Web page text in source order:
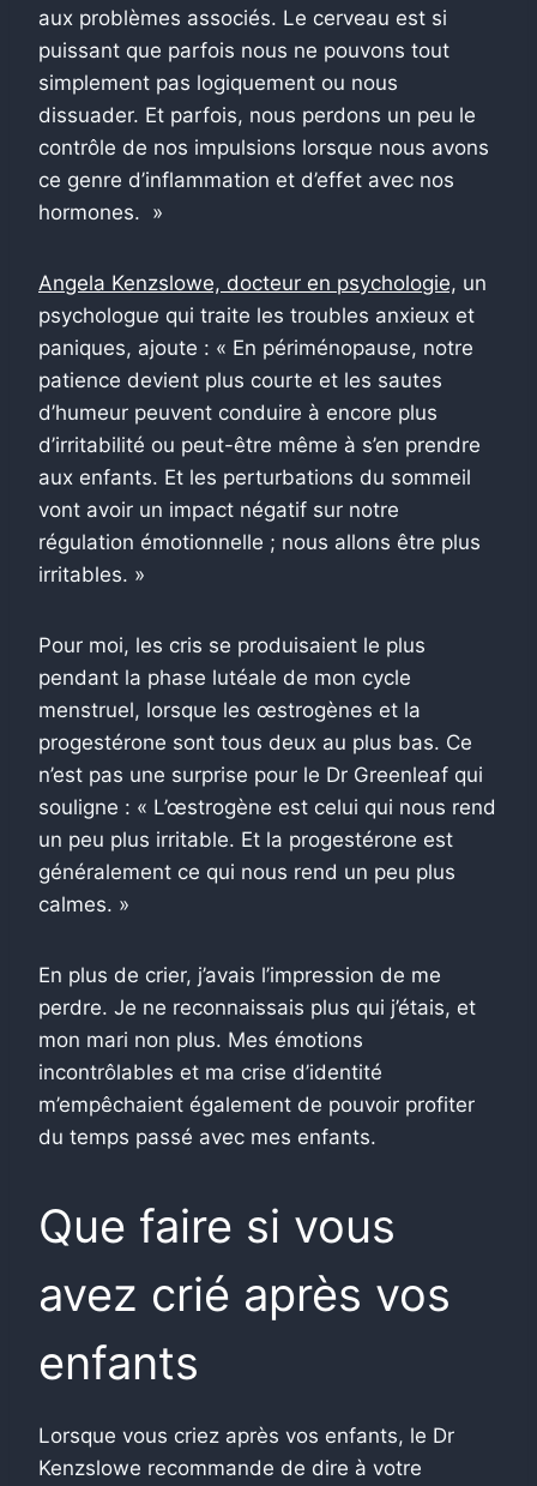
aux problèmes associés. Le cerveau est si
puissant que parfois nous ne pouvons tout
simplement pas logiquement ou nous
dissuader. Et parfois, nous perdons un peu le
contrôle de nos impulsions lorsque nous avons
ce genre d’inflammation et d’effet avec nos
hormones. »
Angela Kenzslowe, docteur en psychologie, un
psychologue qui traite les troubles anxieux et
paniques, ajoute : « En périménopause, notre
patience devient plus courte et les sautes
d’humeur peuvent conduire à encore plus
d’irritabilité ou peut-être même à s’en prendre
aux enfants. Et les perturbations du sommeil
vont avoir un impact négatif sur notre
régulation émotionnelle ; nous allons être plus
irritables. »
Pour moi, les cris se produisaient le plus
pendant la phase lutéale de mon cycle
menstruel, lorsque les œstrogènes et la
progestérone sont tous deux au plus bas. Ce
n’est pas une surprise pour le Dr Greenleaf qui
souligne : « L’œstrogène est celui qui nous rend
un peu plus irritable. Et la progestérone est
généralement ce qui nous rend un peu plus
calmes. »
En plus de crier, j’avais l’impression de me
perdre. Je ne reconnaissais plus qui j’étais, et
mon mari non plus. Mes émotions
incontrôlables et ma crise d’identité
m’empêchaient également de pouvoir profiter
du temps passé avec mes enfants.
Que faire si vous
avez crié après vos
enfants
Lorsque vous criez après vos enfants, le Dr
Kenzslowe recommande de dire à votre